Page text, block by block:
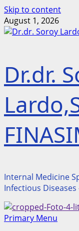
Skip to content
August 1, 2026
Dr.dr.
Internal Medicine
Infectious
Primary Menu